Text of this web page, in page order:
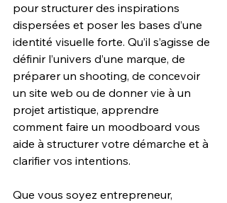
pour structurer des inspirations
dispersées et poser les bases d’une
identité visuelle forte. Qu’il s’agisse de
définir l’univers d’une marque, de
préparer un shooting, de concevoir
un site web ou de donner vie à un
projet artistique, apprendre
comment faire un moodboard vous
aide à structurer votre démarche et à
clarifier vos intentions.
Que vous soyez entrepreneur,